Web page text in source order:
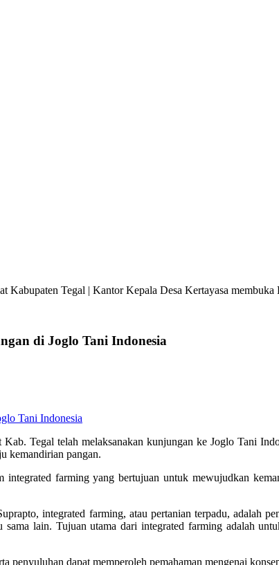
Kabupaten Tegal | Kantor Kepala Desa Kertayasa
di Joglo Tani Indonesia
Tegal telah melaksanakan kunjungan ke Joglo Tani
kemandirian pangan.
farming yang bertujuan untuk mewujudkan
integrated farming, atau pertanian terpadu, adalah
lain. Tujuan utama dari integrated farming adalah
penyuluhan dapat memperoleh pemahaman mengenai